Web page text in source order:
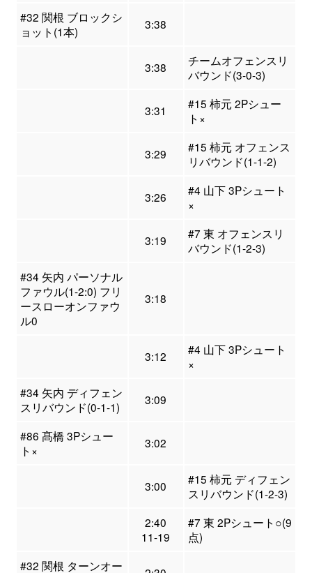
#32 関根 ブロックシ
ョット(1本)
3:38
3:38
チームオフェンスリ
バウンド(3-0-3)
3:31
#15 柿元 2Pシュー
ト×
3:29
#15 柿元 オフェンス
リバウンド(1-1-2)
3:26
#4 山下 3Pシュート
×
3:19
#7 東 オフェンスリ
バウンド(1-2-3)
#34 矢内 パーソナル
ファウル(1-2:0) フリ
ースローオンファウ
ル0
3:18
3:12
#4 山下 3Pシュート
×
#34 矢内 ディフェン
スリバウンド(0-1-1)
3:09
#86 髙橋 3Pシュー
ト×
3:02
3:00
#15 柿元 ディフェン
スリバウンド(1-2-3)
2:40
11-19
#7 東 2Pシュート○(9
点)
#32 関根 ターンオー